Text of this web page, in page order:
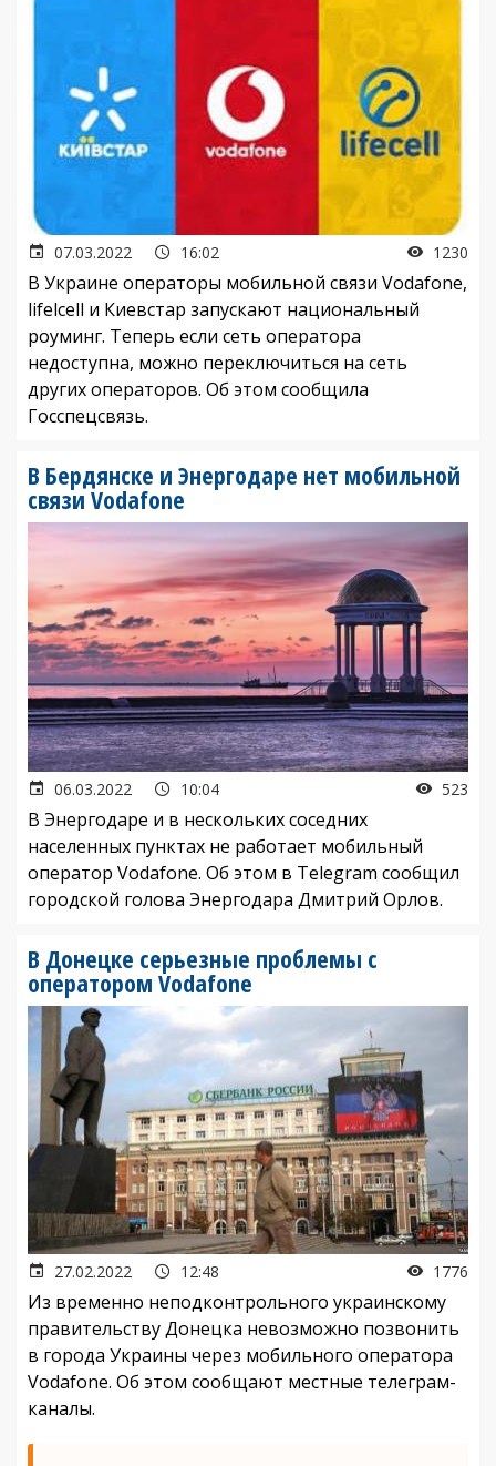
07.03.2022 16:02 1230
В Украине операторы мобильной связи Vodafone,
lifelcell и Киевстар запускают национальный
роуминг. Теперь если сеть оператора
недоступна, можно переключиться на сеть
других операторов. Об этом сообщила
Госспецсвязь.
В Бердянске и Энергодаре нет мобильной
связи Vodafone
06.03.2022 10:04 523
В Энергодаре и в нескольких соседних
населенных пунктах не работает мобильный
оператор Vodafone. Об этом в Telegram сообщил
городской голова Энергодара Дмитрий Орлов.
В Донецке серьезные проблемы с
оператором Vodafone
27.02.2022 12:48 1776
Из временно неподконтрольного украинскому
правительству Донецка невозможно позвонить
в города Украины через мобильного оператора
Vodafone. Об этом сообщают местные телеграм-
каналы.